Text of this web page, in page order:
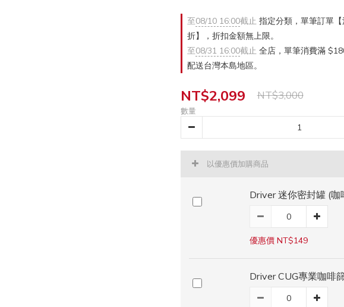
至08/10 16:00截止 指定分類，單筆訂單
折】，折扣金額無上限。
至08/31 16:00截止 全店，單筆消費滿
配送台灣本島地區。
NT$2,099 NT$3,000
數量
以優惠價加購商品
Driver 迷你密封罐 (咖
優惠價 NT$149
Driver CUG專業咖啡